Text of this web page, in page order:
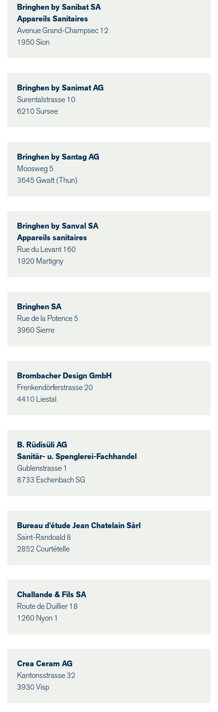
Bringhen by Sanibat SA
Appareils Sanitaires
Avenue Grand-Champsec 12
1950 Sion
Bringhen by Sanimat AG
Surentalstrasse 10
6210 Sursee
Bringhen by Santag AG
Moosweg 5
3645 Gwatt (Thun)
Bringhen by Sanval SA
Appareils sanitaires
Rue du Levant 160
1920 Martigny
Bringhen SA
Rue de la Potence 5
3960 Sierre
Brombacher Design GmbH
Frenkendörferstrasse 20
4410 Liestal
B. Rüdisüli AG
Sanitär- u. Spenglerei-Fachhandel
Gublenstrasse 1
8733 Eschenbach SG
Bureau d'étude Jean Chatelain Sàrl
Saint-Randoald 8
2852 Courtételle
Challande & Fils SA
Route de Duillier 18
1260 Nyon 1
Crea Ceram AG
Kantonsstrasse 32
3930 Visp